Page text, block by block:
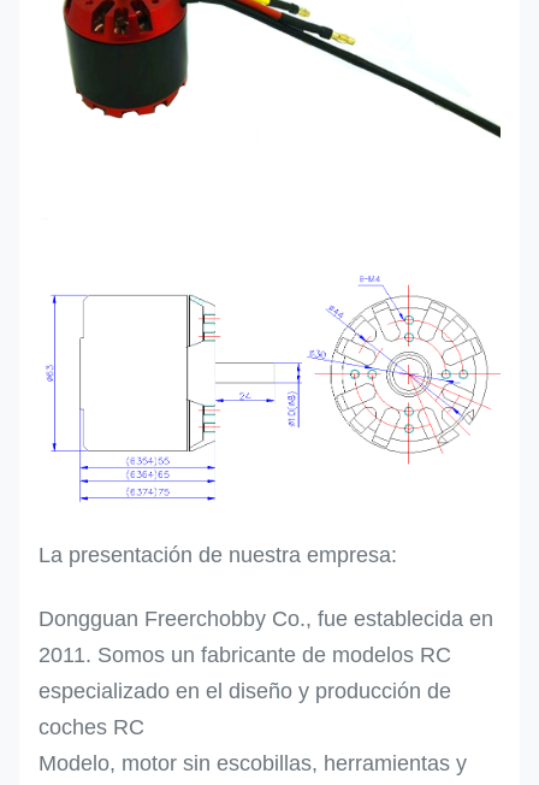
La presentación de nuestra empresa:
Dongguan Freerchobby Co., fue establecida en
2011. Somos un fabricante de modelos RC
especializado en el diseño y producción de
coches RC
Modelo, motor sin escobillas, herramientas y